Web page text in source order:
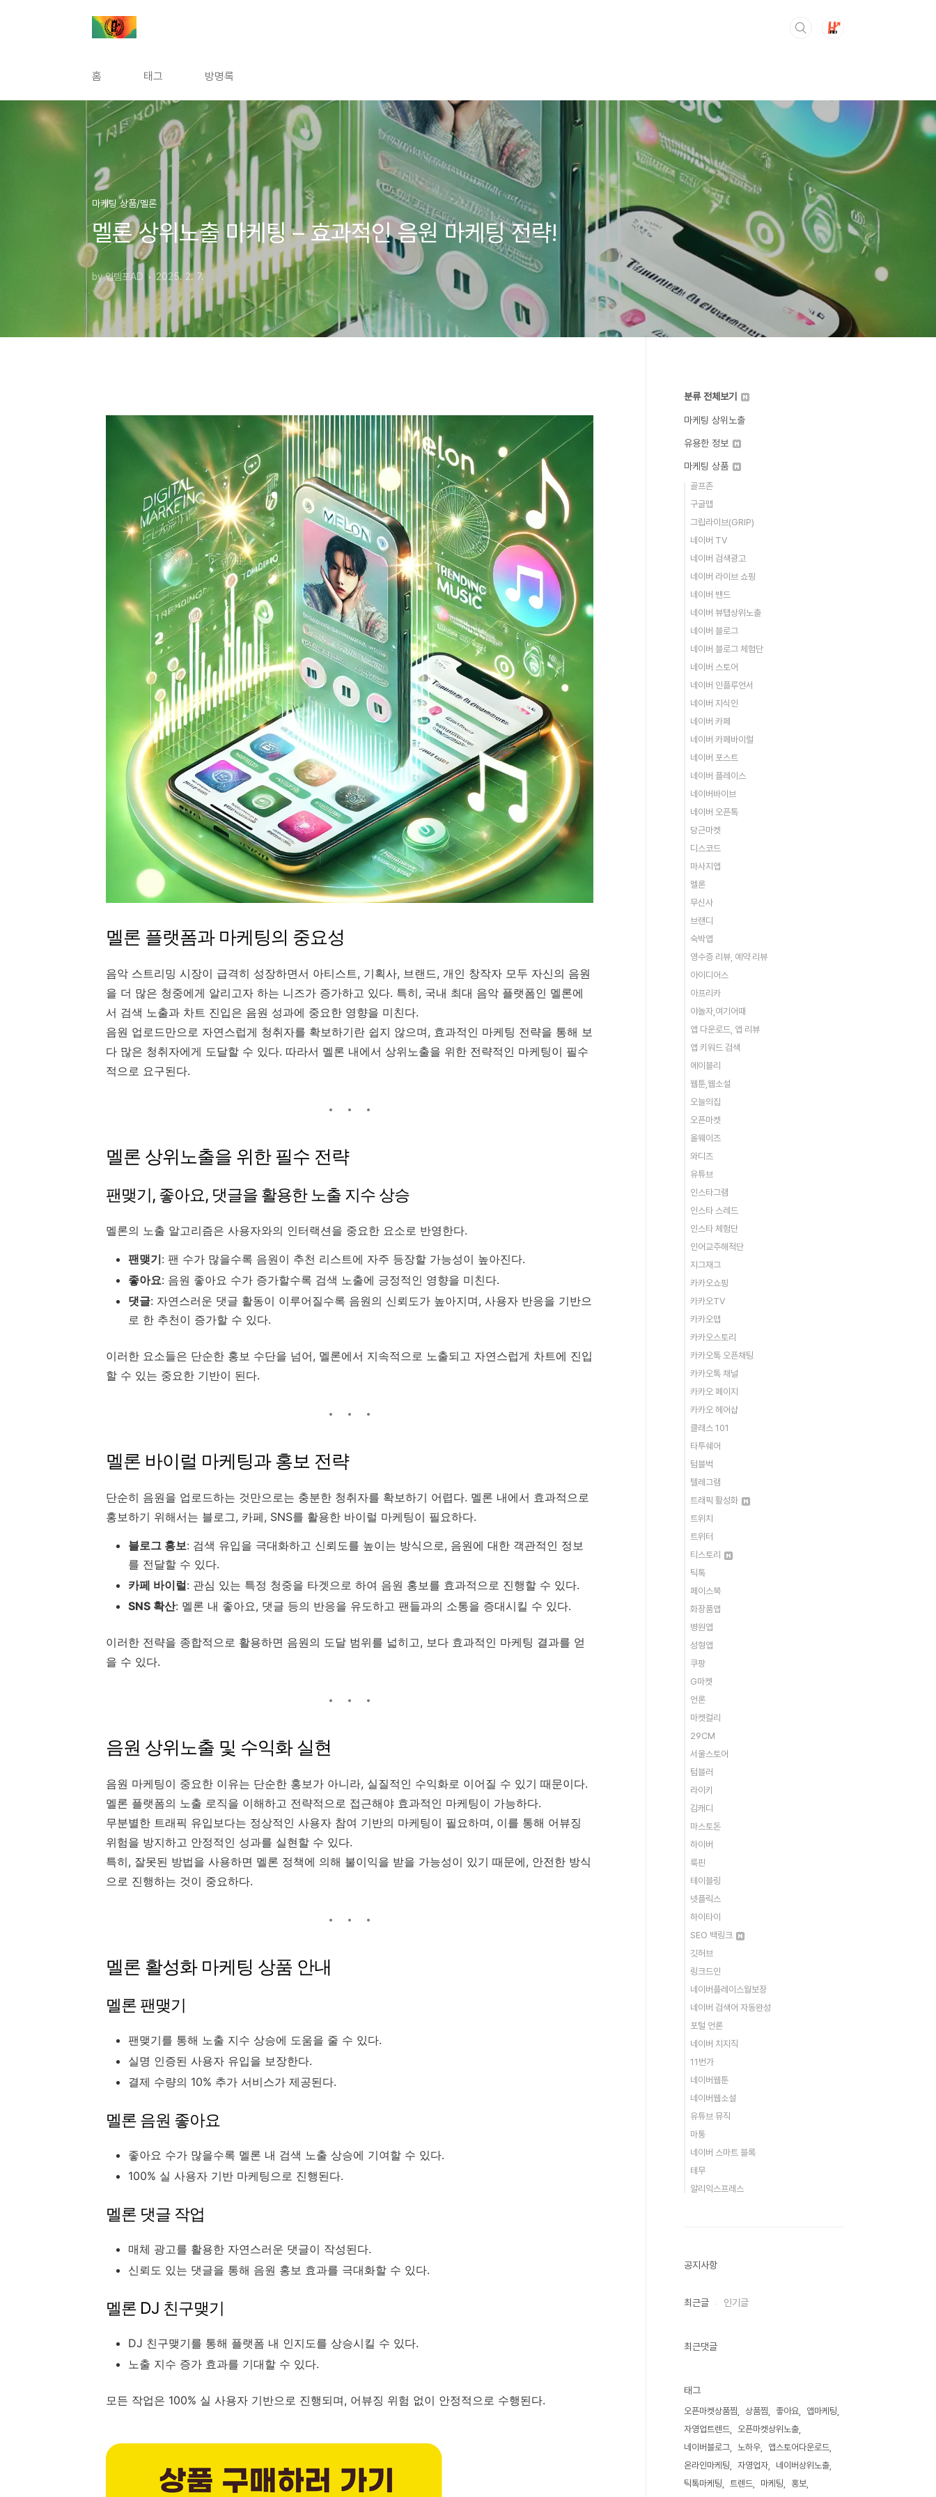
홈 태그 방명록
마케팅 상품/멜론
멜론 상위노출 마케팅 – 효과적인 음원 마케팅 전략!
by 업템포AD 2025. 2. 7.
멜론 플랫폼과 마케팅의 중요성
음악 스트리밍 시장이 급격히 성장하면서 아티스트, 기획사, 브랜드, 개인 창작자 모두 자신의 음원
을 더 많은 청중에게 알리고자 하는 니즈가 증가하고 있다. 특히, 국내 최대 음악 플랫폼인 멜론에
서 검색 노출과 차트 진입은 음원 성과에 중요한 영향을 미친다.
음원 업로드만으로 자연스럽게 청취자를 확보하기란 쉽지 않으며, 효과적인 마케팅 전략을 통해 보
다 많은 청취자에게 도달할 수 있다. 따라서 멜론 내에서 상위노출을 위한 전략적인 마케팅이 필수
적으로 요구된다.
멜론 상위노출을 위한 필수 전략
팬맺기, 좋아요, 댓글을 활용한 노출 지수 상승
멜론의 노출 알고리즘은 사용자와의 인터랙션을 중요한 요소로 반영한다.
팬맺기: 팬 수가 많을수록 음원이 추천 리스트에 자주 등장할 가능성이 높아진다.
좋아요: 음원 좋아요 수가 증가할수록 검색 노출에 긍정적인 영향을 미친다.
댓글: 자연스러운 댓글 활동이 이루어질수록 음원의 신뢰도가 높아지며, 사용자 반응을 기반으
로 한 추천이 증가할 수 있다.
이러한 요소들은 단순한 홍보 수단을 넘어, 멜론에서 지속적으로 노출되고 자연스럽게 차트에 진입
할 수 있는 중요한 기반이 된다.
멜론 바이럴 마케팅과 홍보 전략
단순히 음원을 업로드하는 것만으로는 충분한 청취자를 확보하기 어렵다. 멜론 내에서 효과적으로
홍보하기 위해서는 블로그, 카페, SNS를 활용한 바이럴 마케팅이 필요하다.
블로그 홍보: 검색 유입을 극대화하고 신뢰도를 높이는 방식으로, 음원에 대한 객관적인 정보
를 전달할 수 있다.
카페 바이럴: 관심 있는 특정 청중을 타겟으로 하여 음원 홍보를 효과적으로 진행할 수 있다.
SNS 확산: 멜론 내 좋아요, 댓글 등의 반응을 유도하고 팬들과의 소통을 증대시킬 수 있다.
이러한 전략을 종합적으로 활용하면 음원의 도달 범위를 넓히고, 보다 효과적인 마케팅 결과를 얻
을 수 있다.
음원 상위노출 및 수익화 실현
음원 마케팅이 중요한 이유는 단순한 홍보가 아니라, 실질적인 수익화로 이어질 수 있기 때문이다.
멜론 플랫폼의 노출 로직을 이해하고 전략적으로 접근해야 효과적인 마케팅이 가능하다.
무분별한 트래픽 유입보다는 정상적인 사용자 참여 기반의 마케팅이 필요하며, 이를 통해 어뷰징
위험을 방지하고 안정적인 성과를 실현할 수 있다.
특히, 잘못된 방법을 사용하면 멜론 정책에 의해 불이익을 받을 가능성이 있기 때문에, 안전한 방식
으로 진행하는 것이 중요하다.
멜론 활성화 마케팅 상품 안내
멜론 팬맺기
팬맺기를 통해 노출 지수 상승에 도움을 줄 수 있다.
실명 인증된 사용자 유입을 보장한다.
결제 수량의 10% 추가 서비스가 제공된다.
멜론 음원 좋아요
좋아요 수가 많을수록 멜론 내 검색 노출 상승에 기여할 수 있다.
100% 실 사용자 기반 마케팅으로 진행된다.
멜론 댓글 작업
매체 광고를 활용한 자연스러운 댓글이 작성된다.
신뢰도 있는 댓글을 통해 음원 홍보 효과를 극대화할 수 있다.
멜론 DJ 친구맺기
DJ 친구맺기를 통해 플랫폼 내 인지도를 상승시킬 수 있다.
노출 지수 증가 효과를 기대할 수 있다.
모든 작업은 100% 실 사용자 기반으로 진행되며, 어뷰징 위험 없이 안정적으로 수행된다.
분류 전체보기
마케팅 상위노출
유용한 정보
마케팅 상품
골프존
구글맵
그립라이브(GRIP)
네이버 TV
네이버 검색광고
네이버 라이브 쇼핑
네이버 밴드
네이버 뷰탭상위노출
네이버 블로그
네이버 블로그 체험단
네이버 스토어
네이버 인플루언서
네이버 지식인
네이버 카페
네이버 카페바이럴
네이버 포스트
네이버 플레이스
네이버바이브
네이버 오픈톡
당근마켓
디스코드
마사지앱
멜론
무신사
브랜디
숙박앱
영수증 리뷰, 예약 리뷰
아이디어스
아프리카
야놀자,여기어때
앱 다운로드, 앱 리뷰
앱 키워드 검색
에이블리
웹툰,웹소설
오늘의집
오픈마켓
올웨이즈
와디즈
유튜브
인스타그램
인스타 스레드
인스타 체험단
인어교주해적단
지그재그
카카오쇼핑
카카오TV
카카오맵
카카오스토리
카카오톡 오픈채팅
카카오톡 채널
카카오 페이지
카카오 헤어샵
클래스 101
타투쉐어
텀블벅
텔레그램
트래픽 활성화
트위치
트위터
티스토리
틱톡
페이스북
화장품앱
병원앱
성형앱
쿠팡
G마켓
언론
마켓컬리
29CM
서울스토어
텀블러
라이키
김캐디
마스토돈
하이버
룩핀
테이블링
넷플릭스
하이타이
SEO 백링크
깃허브
링크드인
네이버플레이스월보장
네이버 검색어 자동완성
포털 언론
네이버 치지직
11번가
네이버웹툰
네이버웹소설
유튜브 뮤직
마통
네이버 스마트 블록
테무
알리익스프레스
공지사항
최근글 인기글
최근댓글
태그
오픈마켓상품찜 상품찜 좋아요
앱마케팅
자영업트렌드
오픈마켓상위노출
네이버블로그
노하우
앱스토어다운로드
온라인마케팅
자영업자
네이버상위노출
틱톡마케팅
트렌드 마케팅
홍보